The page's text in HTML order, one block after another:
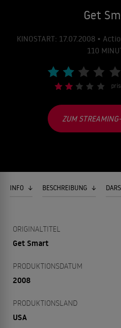
Get
KINOSTART: 17.07.2008 •
110
ZUM
INFO BESCHREIBUNG
ORIGINALTITEL
Get Smart
PRODUKTIONSDATUM
2008
PRODUKTIONSLAND
USA